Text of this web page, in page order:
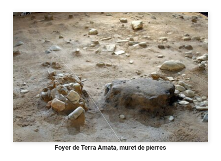
Foyer de Terra Amata, muret de pierres